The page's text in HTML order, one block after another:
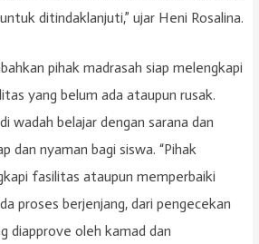
ditindaklanjuti,” ujar Heni Rosalina.
pihak madrasah siap melengkapi
yang belum ada ataupun rusak.
wadah belajar dengan sarana dan
dan nyaman bagi siswa. “Pihak
fasilitas ataupun memperbaiki
proses berjenjang, dari pengecekan
diapprove oleh kamad dan